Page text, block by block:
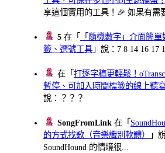
享這個實用的工具！🎉 如果有需
5 在「
「隨機數字」介面簡
籤、選號工具 」說：7 8 14 16 17
在「打逐字稿更輕鬆！
暫停、可加入時間標籤的線上聽
說：？？？
SongFromLink 在「
的方式找歌（音樂識別軟體）
」
SoundHound 的情境很...